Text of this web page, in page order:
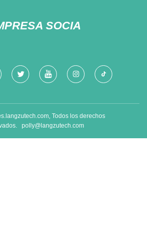
SOCIA
Todos los derechos
polly@langzutech.com